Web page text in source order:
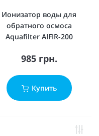
Ионизатор воды для
обратного осмоса
Aquafilter AIFIR-200
985 грн.
Купить